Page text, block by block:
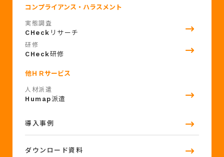
コンプライアンス・ハラスメント
実態調査
CHeck リサーチ
研修
CHeck研修
他ＨＲサービス
人材派遣
Humap 派遣
導入事例
ダウンロード資料